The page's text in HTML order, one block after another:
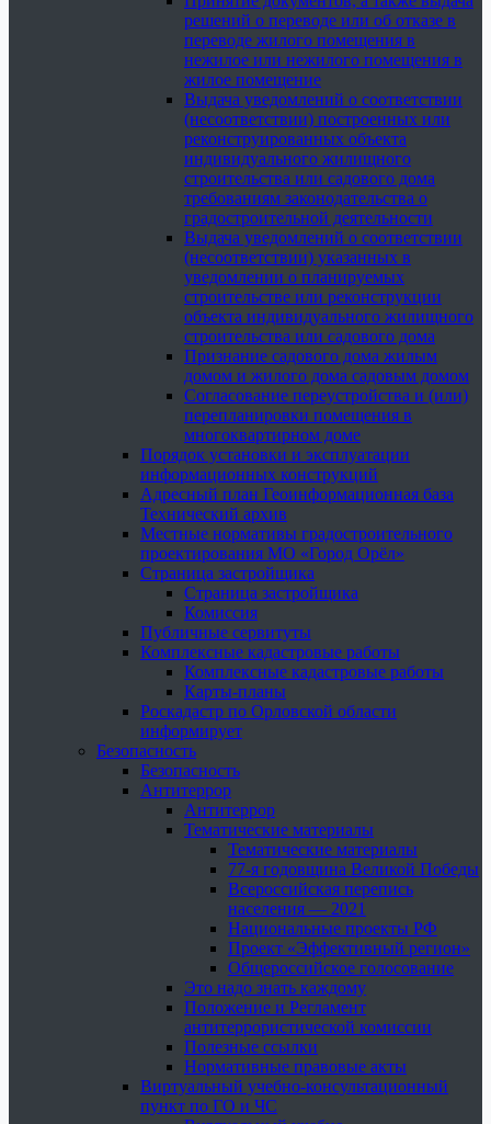
решений о переводе или об отказе в
переводе жилого помещения в
нежилое или нежилого помещения в
жилое помещение
Выдача уведомлений о соответствии
(несоответствии) построенных или
реконструированных объекта
индивидуального жилищного
строительства или садового дома
требованиям законодательства о
градостроительной деятельности
Выдача уведомлений о соответствии
(несоответствии) указанных в
уведомлении о планируемых
строительстве или реконструкции
объекта индивидуального жилищного
строительства или садового дома
Признание садового дома жилым
домом и жилого дома садовым домом
Согласование переустройства и (или)
перепланировки помещения в
многоквартирном доме
Порядок установки и эксплуатации
информационных конструкций
Адресный план Геоинформационная база
Технический архив
Местные нормативы градостроительного
проектирования МО «Город Орёл»
Страница застройщика
Страница застройщика
Комиссия
Публичные сервитуты
Комплексные кадастровые работы
Комплексные кадастровые работы
Карты-планы
Роскадастр по Орловской области
информирует
Безопасность
Безопасность
Антитеррор
Антитеррор
Тематические материалы
Тематические материалы
77-я годовщина Великой Победы
Всероссийская перепись
населения — 2021
Национальные проекты РФ
Проект «Эффективный регион»
Общероссийское голосование
Это надо знать каждому
Положение и Регламент
антитеррористической комиссии
Полезные ссылки
Нормативные правовые акты
Виртуальный учебно-консультационный
пункт по ГО и ЧС